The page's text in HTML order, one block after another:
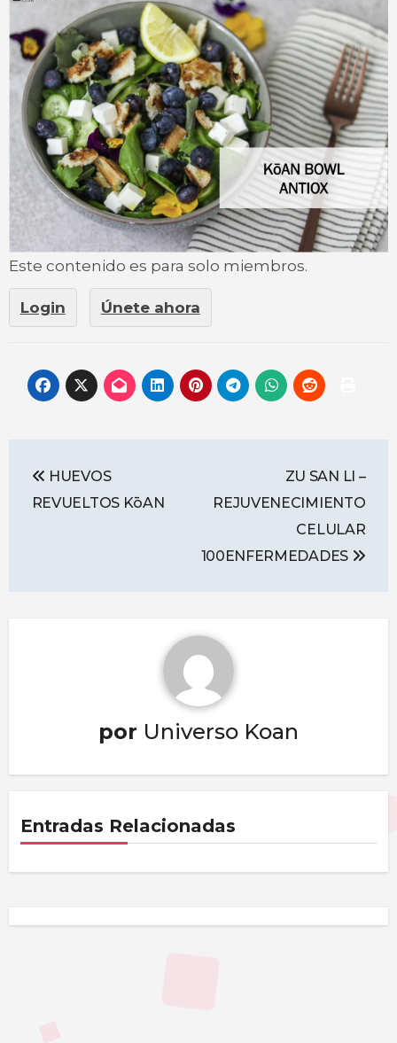
Este contenido es para solo miembros.
Login Únete ahora
HUEVOS
REVUELTOS KōAN
ZU SAN LI –
REJUVENECIMIENTO
CELULAR
100ENFERMEDADES
por Universo Koan
Entradas Relacionadas